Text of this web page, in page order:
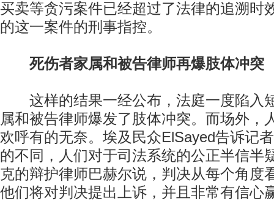
买卖等贪污案件已经超过了法律的追溯时
的这一案件的刑事指控。
死伤者家属和被告律师再爆肢体冲突
这样的结果一经公布，法庭一度陷入
属和被告律师爆发了肢体冲突。而场外，
欢呼有的无奈。埃及民众ElSayed告诉记
的不同，人们对于司法系统的公正半信半
克的辩护律师巴赫尔说，判决从每个角度
他们将对判决提出上诉，并且非常有信心